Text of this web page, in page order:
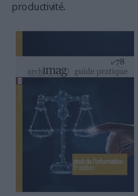
productivité.